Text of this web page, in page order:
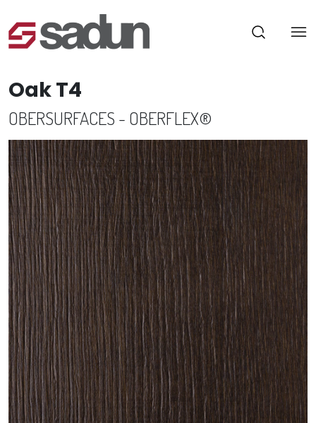
Oak T4
OBERSURFACES - OBERFLEX®